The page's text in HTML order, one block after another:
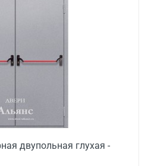
двупольная глухая -